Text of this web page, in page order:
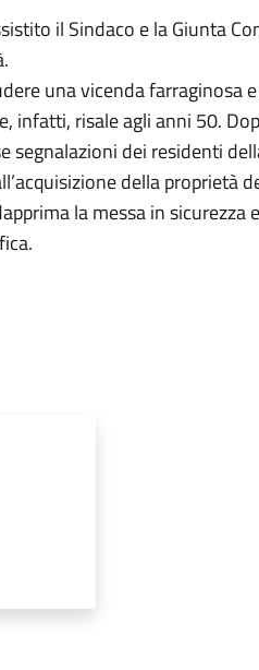
il Sindaco e la Giunta
una vicenda farraginosa
infatti, risale agli anni 50.
dei residenti
della proprietà
la messa in sicurezza